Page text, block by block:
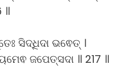
॥
ସିଦ୍ଧିଦା ଭଵେତ୍ ।
ଜପେତ୍ସଦା ॥ 217 ॥